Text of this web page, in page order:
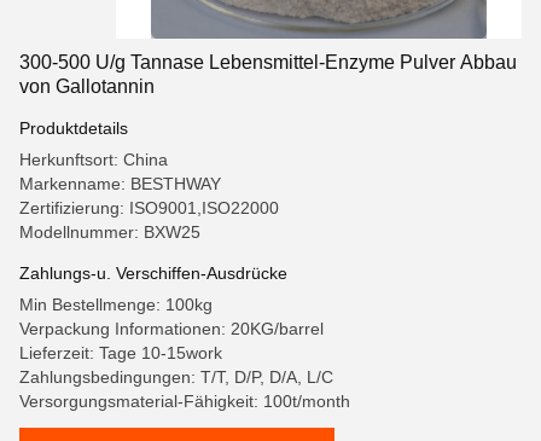
300-500 U/g Tannase Lebensmittel-Enzyme Pulver Abbau
von Gallotannin
Produktdetails
Herkunftsort: China
Markenname: BESTHWAY
Zertifizierung: ISO9001,ISO22000
Modellnummer: BXW25
Zahlungs-u. Verschiffen-Ausdrücke
Min Bestellmenge: 100kg
Verpackung Informationen: 20KG/barrel
Lieferzeit: Tage 10-15work
Zahlungsbedingungen: T/T, D/P, D/A, L/C
Versorgungsmaterial-Fähigkeit: 100t/month